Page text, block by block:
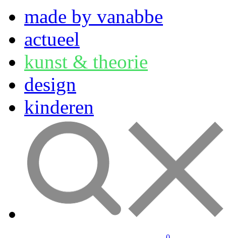
made by vanabbe
actueel
kunst & theorie
design
kinderen